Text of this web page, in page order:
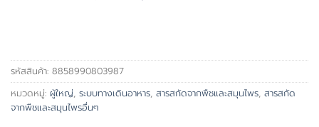
รหัสสินค้า: 8858990803987
หมวดหมู่: ผู้ใหญ่, ระบบทางเดินอาหาร, สารสกัดจากพืชและสมุนไพร, สารสกัด
จากพืชและสมุนไพรอื่นๆ